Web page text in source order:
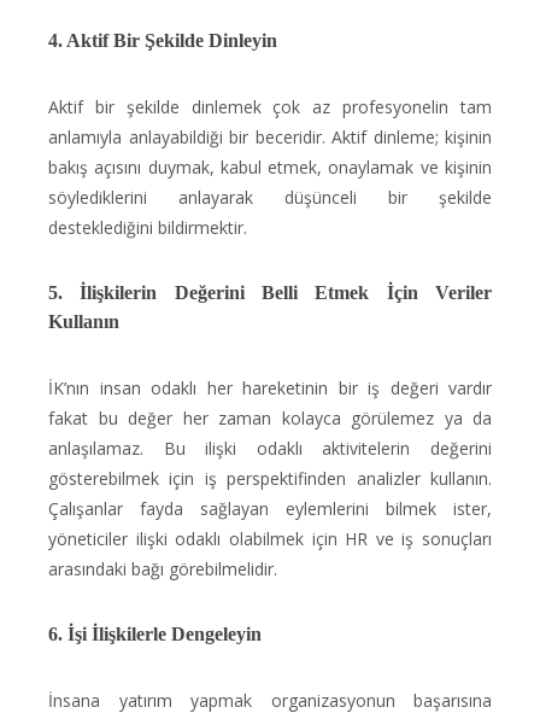
4. Aktif Bir Şekilde Dinleyin
Aktif bir şekilde dinlemek çok az profesyonelin tam
anlamıyla anlayabildiği bir beceridir. Aktif dinleme; kişinin
bakış açısını duymak, kabul etmek, onaylamak ve kişinin
söylediklerini anlayarak düşünceli bir şekilde
desteklediğini bildirmektir.
5. İlişkilerin Değerini Belli Etmek İçin Veriler
Kullanın
İK’nın insan odaklı her hareketinin bir iş değeri vardır
fakat bu değer her zaman kolayca görülemez ya da
anlaşılamaz. Bu ilişki odaklı aktivitelerin değerini
gösterebilmek için iş perspektifinden analizler kullanın.
Çalışanlar fayda sağlayan eylemlerini bilmek ister,
yöneticiler ilişki odaklı olabilmek için HR ve iş sonuçları
arasındaki bağı görebilmelidir.
6. İşi İlişkilerle Dengeleyin
İnsana yatırım yapmak organizasyonun başarısına